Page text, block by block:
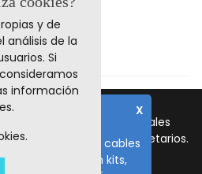
logos y marcas comerciales
a sus respectivos propietarios.
incluyen I.V.A.
X
de todos los cables
salvo en kits,
y de
análisis de la
Si
información
.